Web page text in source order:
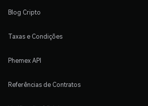
Blog Cripto
Taxas e Condições
Phemex API
Referências de Contratos